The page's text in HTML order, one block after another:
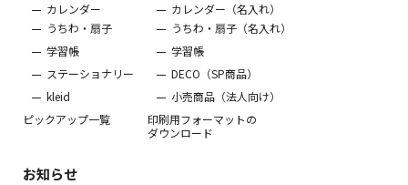
カレンダー
うちわ・扇子
学習帳
ステーショナリー
kleid
ピックアップ一覧
カレンダー（名入れ）
うちわ・扇子（名入れ）
学習帳
DECO（SP商品）
小売商品（法人向け）
印刷用フォーマットの
ダウンロード
お知らせ